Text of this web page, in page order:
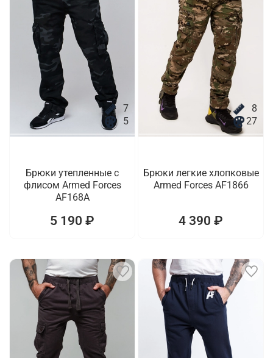
7
5
Брюки утепленные с
флисом Armed Forces
AF168A
5 190 ₽
8
27
Брюки легкие хлопковые
Armed Forces AF1866
4 390 ₽